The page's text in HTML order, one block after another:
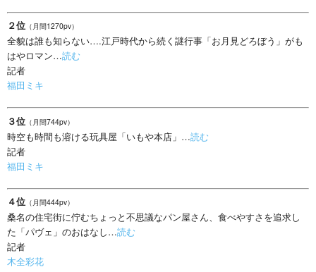
２位 （月間1270pv）
全貌は誰も知らない….江戸時代から続く謎行事「お月見どろぼう」がも
はやロマン…読む
記者
福田ミキ
３位 （月間744pv）
時空も時間も溶ける玩具屋「いもや本店」…読む
記者
福田ミキ
４位 （月間444pv）
桑名の住宅街に佇むちょっと不思議なパン屋さん、食べやすさを追求し
た「パヴェ」のおはなし…読む
記者
木全彩花